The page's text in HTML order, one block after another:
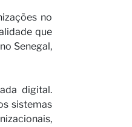
no
que
Senegal,
digital.
sistemas